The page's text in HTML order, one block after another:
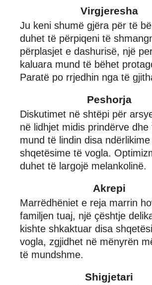
Virgjeresha
Ju keni shumë gjëra për të
duhet të përpiqeni të
përplasjet e dashurisë, një
kaluara mund të bëhet
Paratë po rrjedhin nga të
Peshorja
Diskutimet në shtëpi për
në lidhjet midis prindërve dhe
mund të lindin disa
shqetësime të vogla.
duhet të largojë melankolinë.
Akrepi
Marrëdhëniet e reja marrin
familjen tuaj, një çështje
kishte shkaktuar disa
vogla, zgjidhet në mënyrën
të mundshme.
Shigjetari